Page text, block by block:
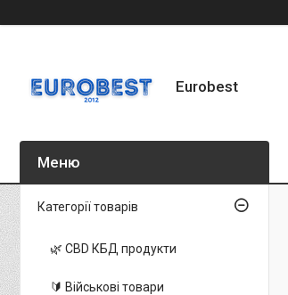
Eurobest
Категорії товарів
🌿 CBD КБД продукти
🔰 Військові товари